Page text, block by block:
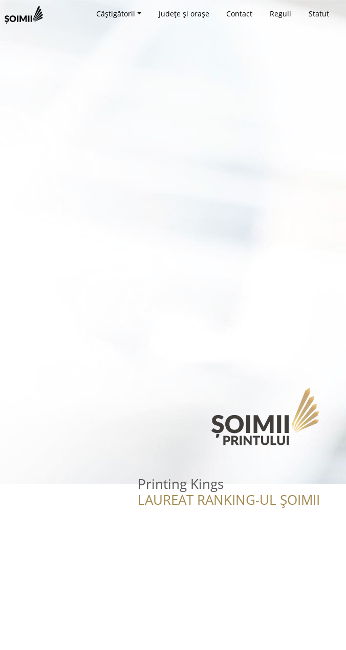
Câștigătorii Județe și orașe Contact Reguli Statut
Printing Kings
LAUREAT RANKING-UL ȘOIMII